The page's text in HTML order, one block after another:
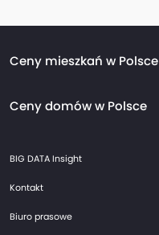
Ceny mieszkań w Polsce
Ceny mieszkań Kraków
Ceny domów w Polsce
Ceny domów Kraków
Ceny domów Wrocław
Ceny domów Trójmiasto
BIG DATA Insight
Kontakt
Biuro prasowe